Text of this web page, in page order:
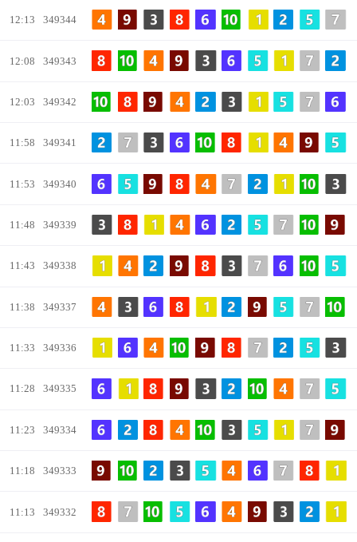
12:13 349344
12:08 349343
12:03 349342
11:58 349341
11:53 349340
11:48 349339
11:43 349338
11:38 349337
11:33 349336
11:28 349335
11:23 349334
11:18 349333
11:13 349332